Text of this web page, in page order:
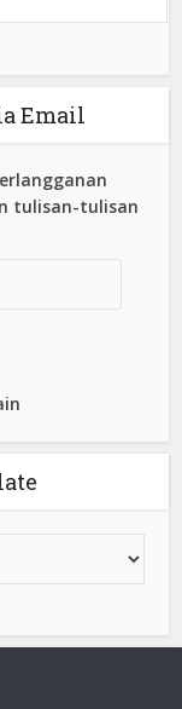
Email
tulisan-tulisan